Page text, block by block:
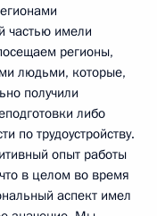
частью имели
регионы,
людьми, которые,
получили
либо
по трудоустройству.
опыт работы
в целом во время
аспект имел